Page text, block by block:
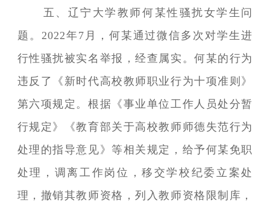
五、辽宁大学教师何某性骚扰女学生问
题。2022年7月，何某通过微信多次对学生进
行性骚扰被实名举报，经查属实。何某的行为
违反了《新时代高校教师职业行为十项准则》
第六项规定。根据《事业单位工作人员处分暂
行规定》《教育部关于高校教师师德失范行为
处理的指导意见》等相关规定，给予何某免职
处理，调离工作岗位，移交学校纪委立案处
理，撤销其教师资格，列入教师资格限制库，